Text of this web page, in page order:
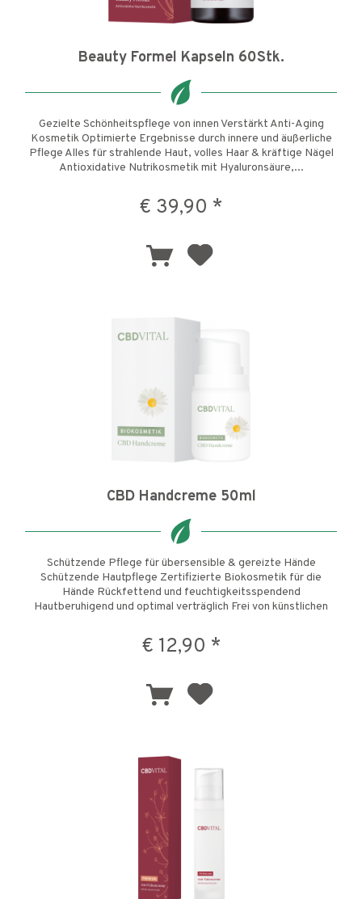
Beauty Formel Kapseln 60Stk.
Gezielte Schönheitspflege von innen Verstärkt Anti-Aging
Kosmetik Optimierte Ergebnisse durch innere und äußerliche
Pflege Alles für strahlende Haut, volles Haar & kräftige Nägel
Antioxidative Nutrikosmetik mit Hyaluronsäure,...
€ 39,90 *
CBD Handcreme 50ml
Schützende Pflege für übersensible & gereizte Hände
Schützende Hautpflege Zertifizierte Biokosmetik für die
Hände Rückfettend und feuchtigkeitsspendend
Hautberuhigend und optimal verträglich Frei von künstlichen
€ 12,90 *